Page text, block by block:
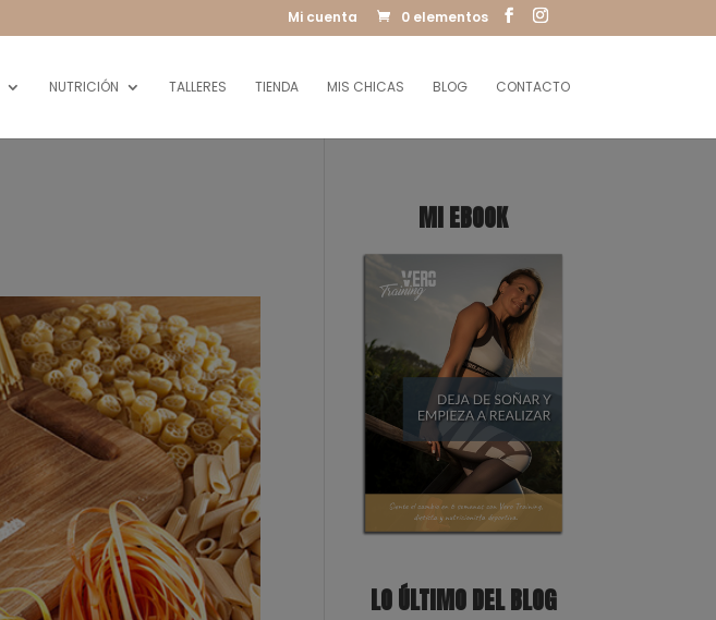
Mi cuenta 0 elementos
NUTRICIÓN TALLERES TIENDA MIS CHICAS BLOG CONTACTO
MI EBOOK
LO ÚLTIMO DEL BLOG